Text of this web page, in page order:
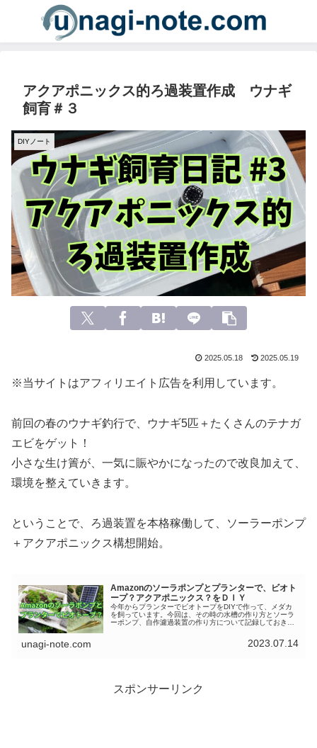
アクアポニックス的ろ過装置作成 ウナギ
飼育＃３
DIYノート
2025.05.18 2025.05.19
※当サイトはアフィリエイト広告を利用しています。
前回の春のウナギ釣行で、ウナギ5匹＋たくさんのテナガ
エビをゲット！
小さな生け簀が、一気に賑やかになったので改良加えて、
環境を整えていきます。
ということで、ろ過装置を本格稼働して、ソーラーポンプ
＋アクアポニックス構想開始。
Amazonのソーラポンプとプランターで、ビオト
ープ？アクアポニックス？をＤＩＹ
今年からプランターでビオトープをDIYで作って、メダカ
を飼っています。今回は、その時の水槽の作り方とソーラ
ーポンプ、自作濾過装置の作り方について記録しておきま
unagi-note.com 2023.07.14
スポンサーリンク